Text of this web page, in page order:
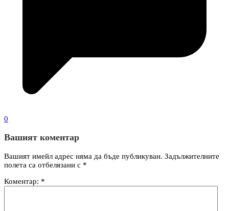
0
Вашият коментар
Вашият имейл адрес няма да бъде публикуван. Задължителните
полета са отбелязани с *
Коментар: *